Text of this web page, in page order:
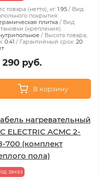
товара (нетто), кг: 1.95
Вид
покрытия:
плитка
Вид
(крепления):
Высота товара,
0.41 Гарантийный срок: 20
290 руб.
В корзину
нагревательный
ELECTRIC ACMC 2-
700 (комплект
пола)
заказ